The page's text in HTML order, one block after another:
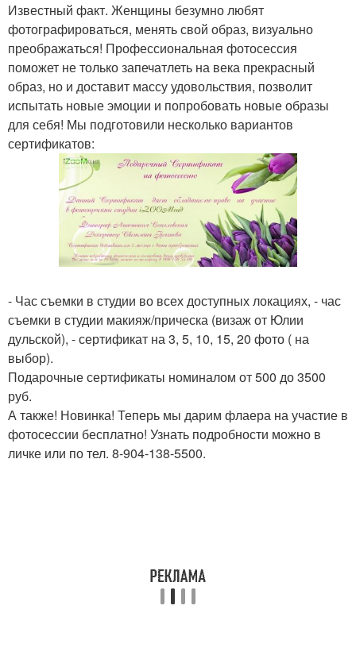
Известный факт. Женщины безумно любят
фотографироваться, менять свой образ, визуально
преображаться! Профессиональная фотосессия
поможет не только запечатлеть на века прекрасный
образ, но и доставит массу удовольствия, позволит
испытать новые эмоции и попробовать новые образы
для себя! Мы подготовили несколько вариантов
сертификатов:
- Час съемки в студии во всех доступных локациях, - час
съемки в студии макияж/прическа (визаж от Юлии
дульской), - сертификат на 3, 5, 10, 15, 20 фото ( на
выбор).
Подарочные сертификаты номиналом от 500 до 3500
руб.
А также! Новинка! Теперь мы дарим флаера на участие в
фотосессии бесплатно! Узнать подробности можно в
личке или по тел. 8-904-138-5500.